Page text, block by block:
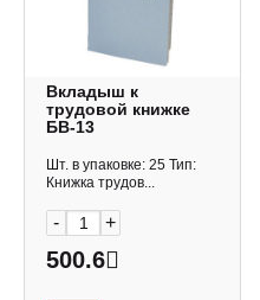
Вкладыш к
трудовой книжке
БВ-13
Шт. в упаковке: 25 Тип:
Книжка трудов...
- +
500.6